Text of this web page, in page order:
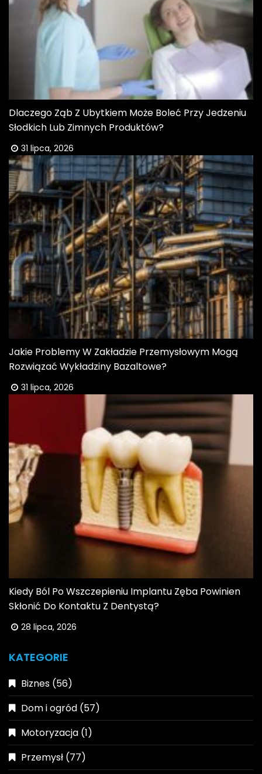
Dlaczego Ząb Z Ubytkiem Może Boleć Przy Jedzeniu
Słodkich Lub Zimnych Produktów?
31 lipca, 2026
Jakie Problemy W Zakładzie Przemysłowym Mogą
Rozwiązać Wykładziny Bazaltowe?
31 lipca, 2026
Kiedy Ból Po Wszczepieniu Implantu Zęba Powinien
Skłonić Do Kontaktu Z Dentystą?
28 lipca, 2026
KATEGORIE
Biznes (56)
Dom i ogród (57)
Motoryzacja (1)
Przemysł (77)